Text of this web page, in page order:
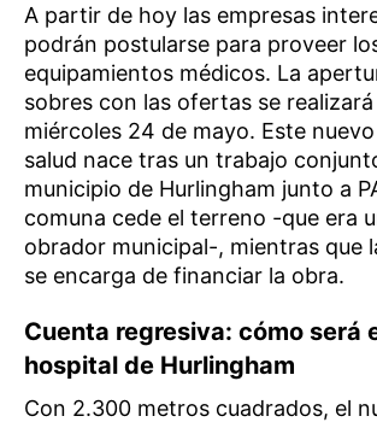
A partir de hoy las empresas
podrán postularse para proveer
equipamientos médicos. La
sobres con las ofertas se
miércoles 24 de mayo. Este
salud nace tras un trabajo
municipio de Hurlingham junto a
comuna cede el terreno -que era
obrador municipal-, mientras que
se encarga de financiar la obra.
Cuenta regresiva: cómo será
hospital de Hurlingham
Con 2.300 metros cuadrados, el